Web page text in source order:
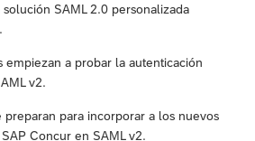
SAML 2.0 personalizada
empiezan a probar la autenticación
v2.
preparan para incorporar a los nuevos
Concur en SAML v2.